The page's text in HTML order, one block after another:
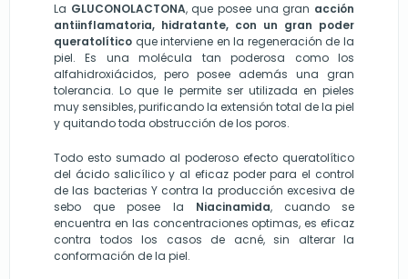
La GLUCONOLACTONA, que posee una gran acción
antiinflamatoria, hidratante, con un gran poder
queratolítico que interviene en la regeneración de la
piel. Es una molécula tan poderosa como los
alfahidroxiácidos, pero posee además una gran
tolerancia. Lo que le permite ser utilizada en pieles
muy sensibles, purificando la extensión total de la piel
y quitando toda obstrucción de los poros.
Todo esto sumado al poderoso efecto queratolítico
del ácido salicílico y al eficaz poder para el control
de las bacterias Y contra la producción excesiva de
sebo que posee la Niacinamida, cuando se
encuentra en las concentraciones optimas, es eficaz
contra todos los casos de acné, sin alterar la
conformación de la piel.